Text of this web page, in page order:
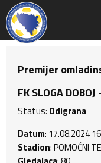
Premijer
FK SLOGA
Status: Odigrana
Datum: 17.08.2024
Stadion: POMOĆNI